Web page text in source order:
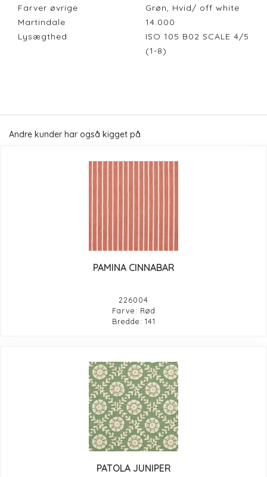
Farver øvrige
Grøn, Hvid/ off white
Martindale
14.000
Lysægthed
ISO 105 B02 SCALE 4/5
(1-8)
Andre kunder har også kigget på
PAMINA CINNABAR
226004
Farve: Rød
Bredde: 141
PATOLA JUNIPER